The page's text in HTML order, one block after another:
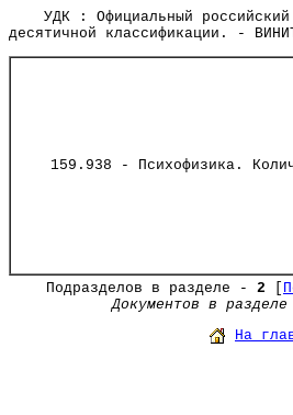
УДК : Официальный российский
десятичной классификации. -
159.938 - Психофизика.
Подразделов в разделе - 2
Документов в разделе
На